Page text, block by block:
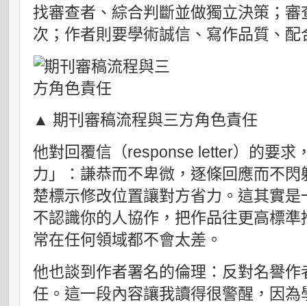
找審查者、綜合判斷並做獨立決策；
次；作者則要學術誠信、寫作品質、
▲ 期刊審稿流程與三方角色責任
他對回覆信（response letter）的要求
力」：謙恭而不卑微，逐條回應而不
楚標示修改位置讓對方省力。這其實
不認識你的人協作，把作品往更高標
常在任何領域都不會太差。
他也談到作者署名的倫理：反對名譽
任。這一段內容讓我讀得很警醒，因